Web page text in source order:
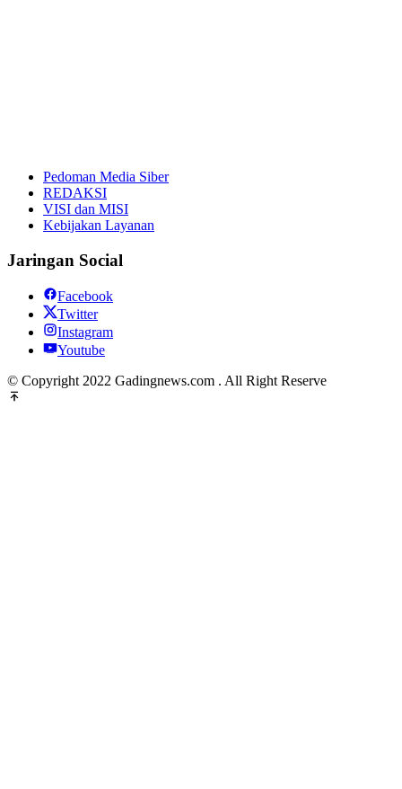
Pedoman Media Siber
REDAKSI
VISI dan MISI
Kebijakan Layanan
Jaringan Social
Facebook
Twitter
Instagram
Youtube
© Copyright 2022 Gadingnews.com . All Right Reserve